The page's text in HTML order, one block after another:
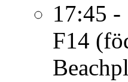
17:45 -
F14